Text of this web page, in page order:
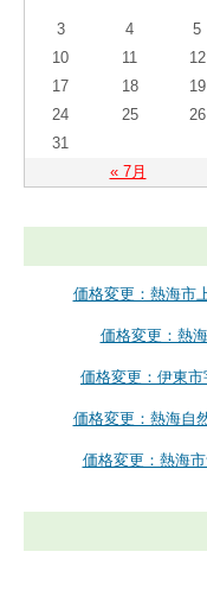
« 7月
3
4 5
10
11 12
17
18 19
24
25 26
31
価格変更：熱海市
価格変更：熱
価格変更：伊東
価格変更：熱海自
価格変更：熱海